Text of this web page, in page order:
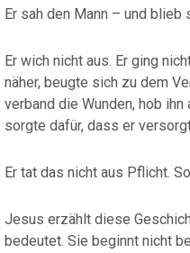
Er sah den Mann – und blieb
Er wich nicht aus. Er ging
näher, beugte sich zu dem
verband die Wunden, hob
sorgte dafür, dass er
Er tat das nicht aus Pflicht.
Jesus erzählt diese
bedeutet. Sie beginnt nicht